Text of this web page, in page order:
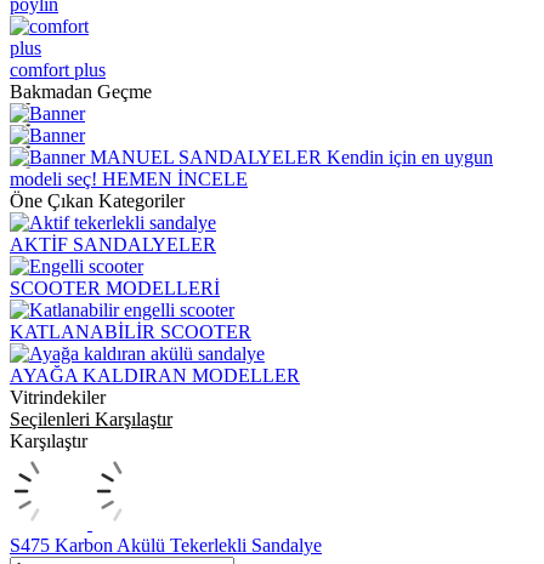
poylin
comfort plus
Bakmadan Geçme
MANUEL SANDALYELER Kendin için en uygun
modeli seç! HEMEN İNCELE
Öne Çıkan Kategoriler
AKTİF SANDALYELER
SCOOTER MODELLERİ
KATLANABİLİR SCOOTER
AYAĞA KALDIRAN MODELLER
Vitrindekiler
Seçilenleri Karşılaştır
Karşılaştır
S475 Karbon Akülü Tekerlekli Sandalye